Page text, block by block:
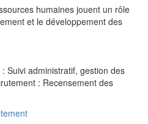
humaines jouent un rôle
et le développement des
Suivi administratif, gestion des
: Recensement des